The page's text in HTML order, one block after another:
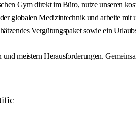
Gym direkt im Büro, nutze unseren
globalen Medizintechnik und arbeite mit
Vergütungspaket sowie ein
meistern Herausforderungen.